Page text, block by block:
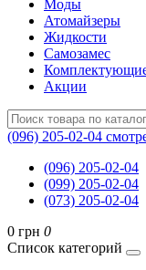
Моды
Атомайзеры
Жидкости
Самозамес
Акции
(096) 205-02-04
(096) 205-02-04
(099) 205-02-04
(073) 205-02-04
0 грн 0
Список категорий